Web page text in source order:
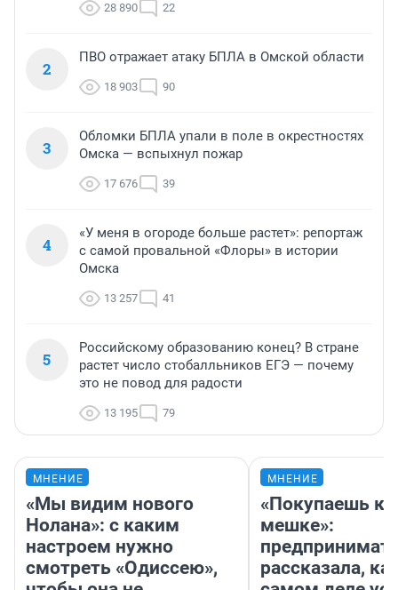
28 890 22
2
ПВО отражает атаку БПЛА в Омской области
18 903 90
3
Обломки БПЛА упали в поле в окрестностях
Омска — вспыхнул пожар
17 676 39
4
«У меня в огороде больше растет»: репортаж
с самой провальной «Флоры» в истории
Омска
13 257 41
5
Российскому образованию конец? В стране
растет число стобалльников ЕГЭ — почему
это не повод для радости
13 195 79
МНЕНИЕ
«Мы видим нового
Нолана»: с каким
настроем нужно
смотреть «Одиссею»,
МНЕНИЕ
«Покупаешь
мешке»:
рассказала,